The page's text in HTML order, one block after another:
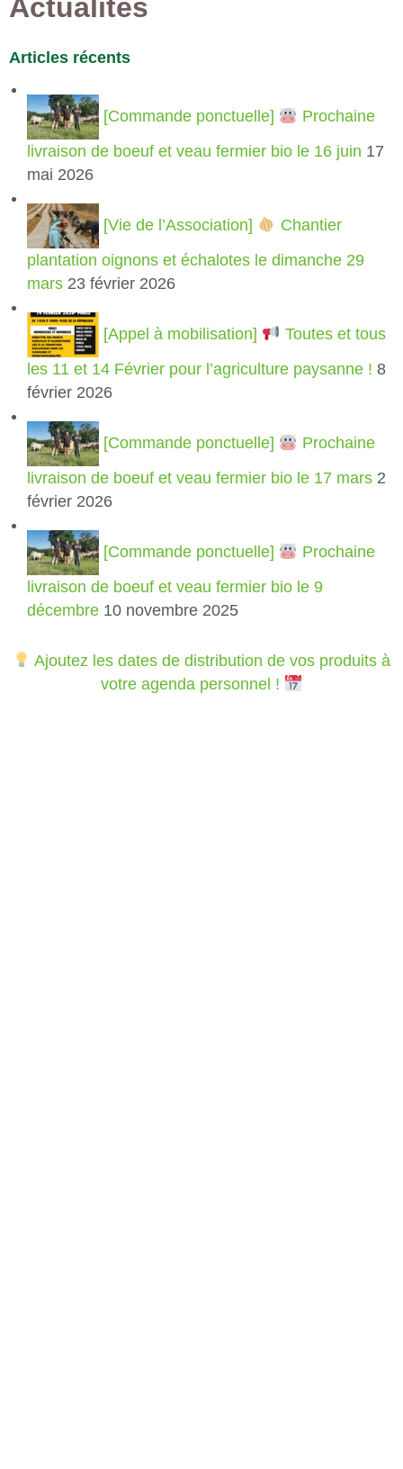
Actualités
Articles récents
[Commande ponctuelle]
Prochaine
livraison de boeuf et veau fermier bio le 16 juin 17
mai 2026
[Vie de l’Association]
Chantier
plantation oignons et échalotes le dimanche 29
mars 23 février 2026
[Appel à mobilisation]
Toutes et tous
les 11 et 14 Février pour l’agriculture paysanne ! 8
février 2026
[Commande ponctuelle]
Prochaine
livraison de boeuf et veau fermier bio le 17 mars 2
février 2026
[Commande ponctuelle]
Prochaine
livraison de boeuf et veau fermier bio le 9
décembre 10 novembre 2025
Ajoutez les dates de distribution de vos produits à
votre agenda personnel !